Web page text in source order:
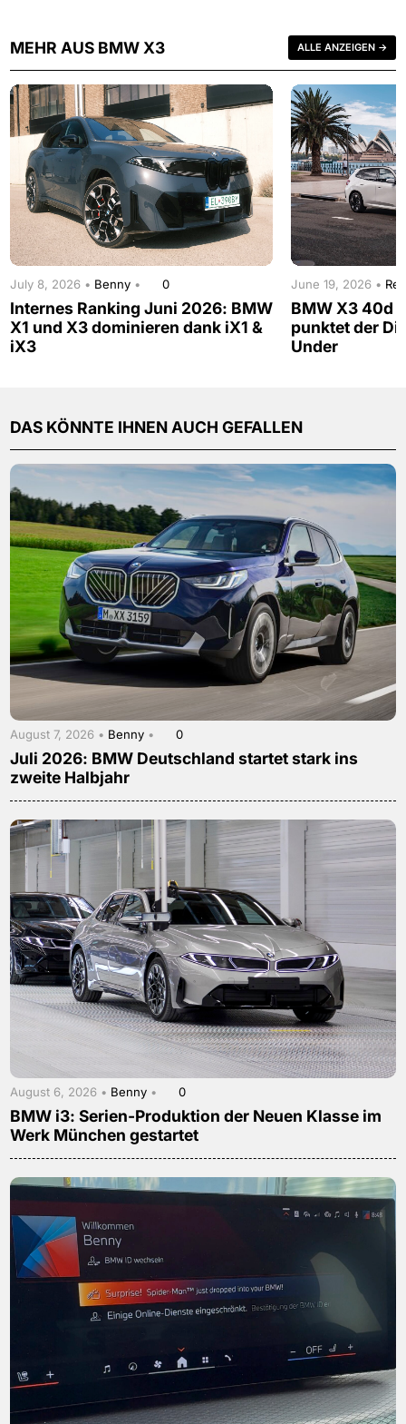
MEHR AUS BMW X3 ALLE ANZEIGEN →
July 8, 2026 • Benny • 0
Internes Ranking Juni 2026: BMW
X1 und X3 dominieren dank iX1 &
iX3
June 19, 2026 •
BMW X3 40d
punktet der
Under
DAS KÖNNTE IHNEN AUCH GEFALLEN
August 7, 2026 • Benny • 0
Juli 2026: BMW Deutschland startet stark ins
zweite Halbjahr
August 6, 2026 • Benny • 0
BMW i3: Serien-Produktion der Neuen Klasse im
Werk München gestartet